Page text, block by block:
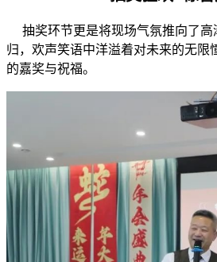
抽奖环节更是将现场气氛推向了高
归，欢声笑语中洋溢着对未来的无限
的嘉奖与祝福。